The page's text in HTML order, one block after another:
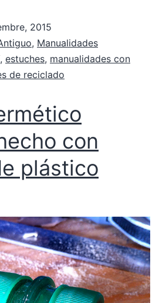
2015
, Manualidades
, estuches, manualidades con
de reciclado
con
plástico